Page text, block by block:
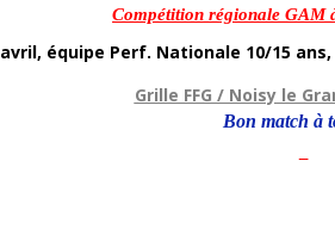
Compétition régionale GAM
équipe Perf. Nationale 10/15
Grille FFG / Noisy le
Bon match à
–